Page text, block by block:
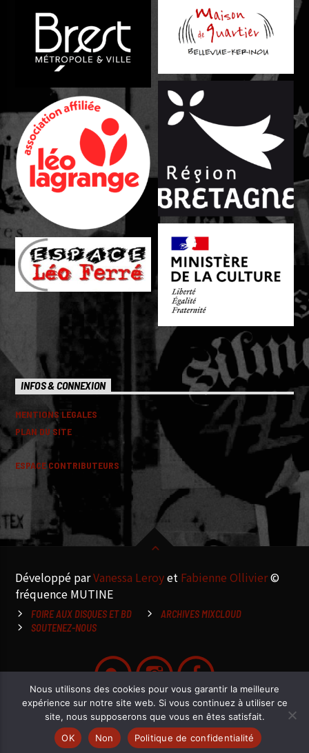
INFOS & CONNEXION
MENTIONS LEGALES
PLAN DU SITE
ESPACE CONTRIBUTEURS
Développé parVanessa Leroyet Fabienne Ollivier©
fréquence MUTINE
FOIRE AUX DISQUES ET BD
ARCHIVES MIXCLOUD
SOUTENEZ-NOUS
Nous utilisons des cookies pour vous garantir la meilleure
expérience sur notre site web. Si vous continuez à utiliser ce
site, nous supposerons que vous en êtes satisfait.
OK
Non Politique de confidentialité